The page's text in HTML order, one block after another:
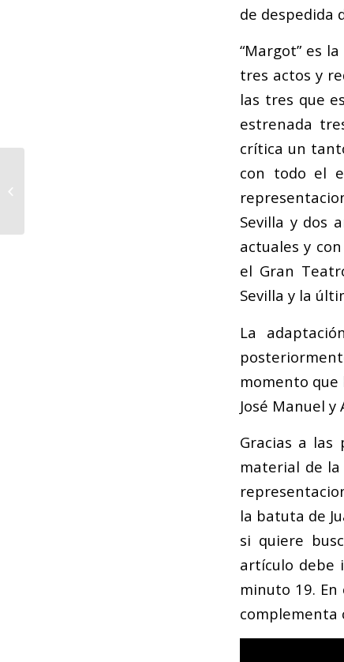
de despedida
“Margot” es
tres actos y
las tres que
estrenada
crítica un
con todo el
Sevilla y dos
actuales y
el Gran
Sevilla y la
La
momento que
José Manuel
Gracias a las
material de
la batuta de
si quiere
artículo debe
minuto 19.
complementa